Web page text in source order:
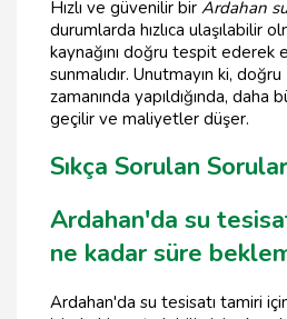
Hızlı ve güvenilir bir Ardahan su
durumlarda hızlıca ulaşılabilir
kaynağını doğru tespit ederek
sunmalıdır. Unutmayın ki, doğru
zamanında yapıldığında, daha
geçilir ve maliyetler düşer.
Sıkça Sorulan Sorular
Ardahan'da su
ne kadar süre
Ardahan'da su tesisatı tamiri